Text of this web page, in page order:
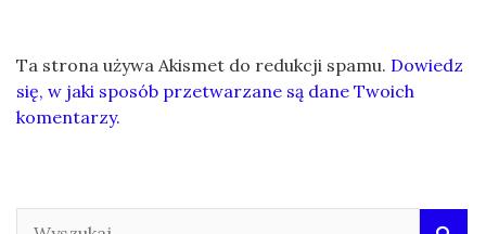
Ta strona używa Akismet do redukcji spamu. Dowiedz
się, w jaki sposób przetwarzane są dane Twoich
komentarzy.